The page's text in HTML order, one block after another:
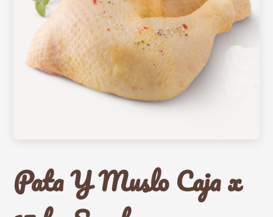
Pata Y Muslo Caja x